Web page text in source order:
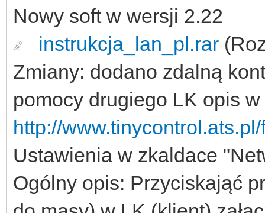
Nowy soft w wersji 2.22
instrukcja_lan_pl.rar
Zmiany: dodano zdalną
pomocy drugiego LK opis
http://
Ustawienia w zkaldace
Ogólny opis: Przyciskająć